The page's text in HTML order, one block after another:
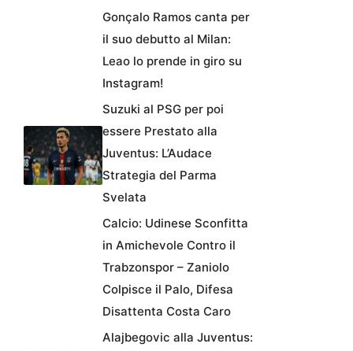
Gonçalo Ramos canta per
il suo debutto al Milan:
Leao lo prende in giro su
Instagram!
Suzuki al PSG per poi
essere Prestato alla
Juventus: L’Audace
Strategia del Parma
Svelata
Calcio: Udinese Sconfitta
in Amichevole Contro il
Trabzonspor – Zaniolo
Colpisce il Palo, Difesa
Disattenta Costa Caro
Alajbegovic alla Juventus: